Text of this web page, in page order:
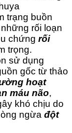
trạng buồn
rối loạn
chứng rối
trọng.
sử dụng
gốc từ thảo
hoạt
máu não,
khó chịu do
ngừa đột